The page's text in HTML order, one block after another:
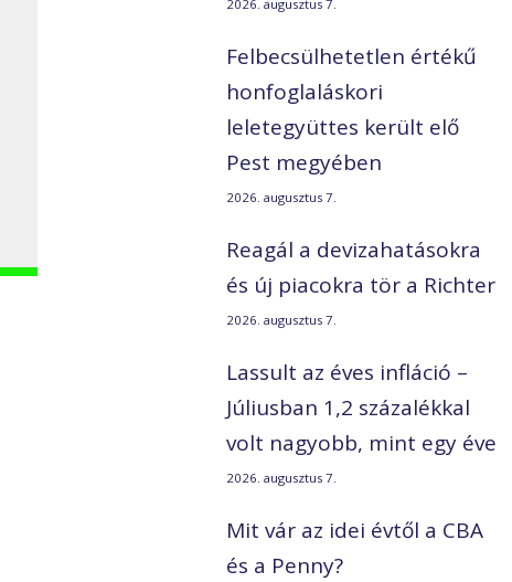
2026. augusztus 7.
Felbecsülhetetlen értékű
honfoglaláskori
leletegyüttes került elő
Pest megyében
2026. augusztus 7.
Reagál a devizahatásokra
és új piacokra tör a Richter
2026. augusztus 7.
Lassult az éves infláció –
Júliusban 1,2 százalékkal
volt nagyobb, mint egy éve
2026. augusztus 7.
Mit vár az idei évtől a CBA
és a Penny?